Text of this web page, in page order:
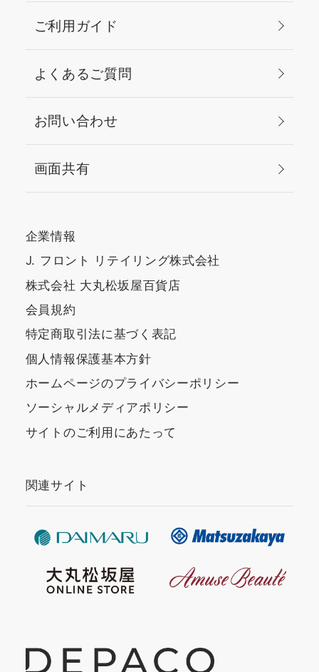
ご利用ガイド
よくあるご質問
お問い合わせ
画面共有
企業情報
J. フロント リテイリング株式会社
株式会社 大丸松坂屋百貨店
会員規約
特定商取引法に基づく表記
個人情報保護基本方針
ホームページのプライバシーポリシー
ソーシャルメディアポリシー
サイトのご利用にあたって
関連サイト